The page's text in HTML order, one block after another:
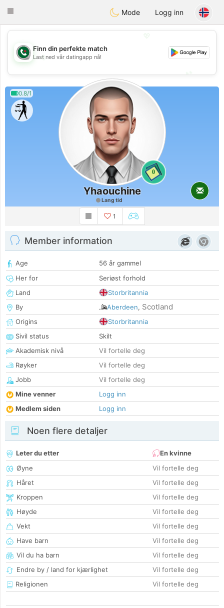
Weshrak
Toggle
Mode Logg inn
💖
💕
Finn din perfekte match
Last ned vår datingapp nå!
0.8/1
0
Yhaouchine
Lang tid
1
Member information
Age
56 år gammel
Her for
Seriøst forhold
Land
Storbritannia
By
Aberdeen, Scotland
Origins
Storbritannia
Sivil status
Skilt
Akademisk nivå
Vil fortelle deg
Røyker
Vil fortelle deg
Jobb
Vil fortelle deg
Mine venner
Logg inn
Medlem siden
Logg inn
Noen flere detaljer
Leter du etter
En kvinne
Øyne
Vil fortelle deg
Håret
Vil fortelle deg
Kroppen
Vil fortelle deg
Høyde
Vil fortelle deg
Vekt
Vil fortelle deg
Have barn
Vil fortelle deg
Vil du ha barn
Vil fortelle deg
Endre by / land for kjærlighet
Vil fortelle deg
Religionen
Vil fortelle deg